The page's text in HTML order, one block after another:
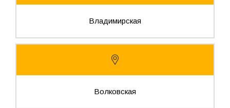
Владимирская
Волковская